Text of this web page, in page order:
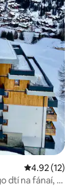
Meánrátáil
4.92 (12)
dtí na fánaí, 2-